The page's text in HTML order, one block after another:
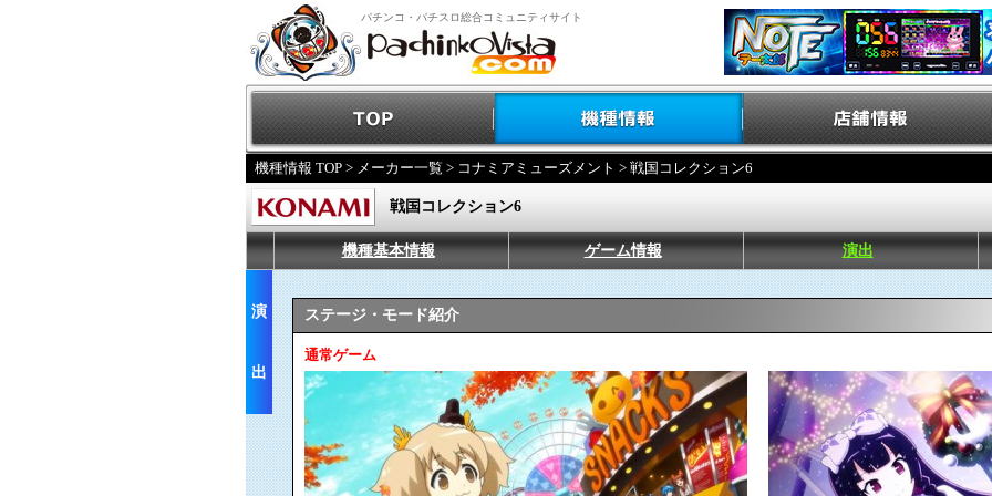
パチンコ・パチスロ総合コミュニティサイト
機種情報 TOP > メーカー一覧 > コナミアミューズメント > 戦国コレクション6
戦国コレクション6
機種基本情報 ゲーム情報 演出
演
出
ステージ・モード紹介
通常ゲーム